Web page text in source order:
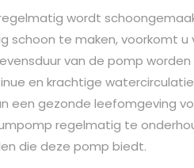
wordt
schoon te maken, voorkomt
van de pomp
en krachtige
een gezonde leefomgeving
regelmatig te
die deze pomp biedt.